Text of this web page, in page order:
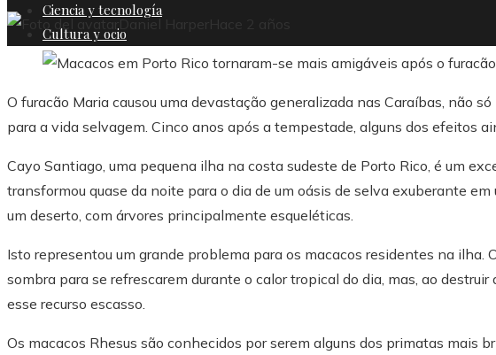
Ciencia y tecnología
Cultura y ocio
Daniel Harper Hace 2 años
O furacão Maria causou uma devastação generalizada nas Caraíbas, não
para a vida selvagem. Cinco anos após a tempestade, alguns dos efeitos
Cayo Santiago, uma pequena ilha na costa sudeste de Porto Rico, é um
transformou quase da noite para o dia de um oásis de selva exuberante
um deserto, com árvores principalmente esqueléticas.
Isto representou um grande problema para os macacos residentes na ilha.
sombra para se refrescarem durante o calor tropical do dia, mas, ao
esse recurso escasso.
Os macacos Rhesus são conhecidos por serem alguns dos primatas mais